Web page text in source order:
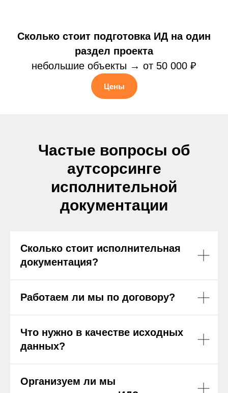
Сколько стоит подготовка ИД на один
раздел проекта
небольшие объекты → от 50 000 ₽
Цены
Частые вопросы об
аутсорсинге
исполнительной
документации
Сколько стоит исполнительная
документация?
Работаем ли мы по договору?
Что нужно в качестве исходных
данных?
Организуем ли мы